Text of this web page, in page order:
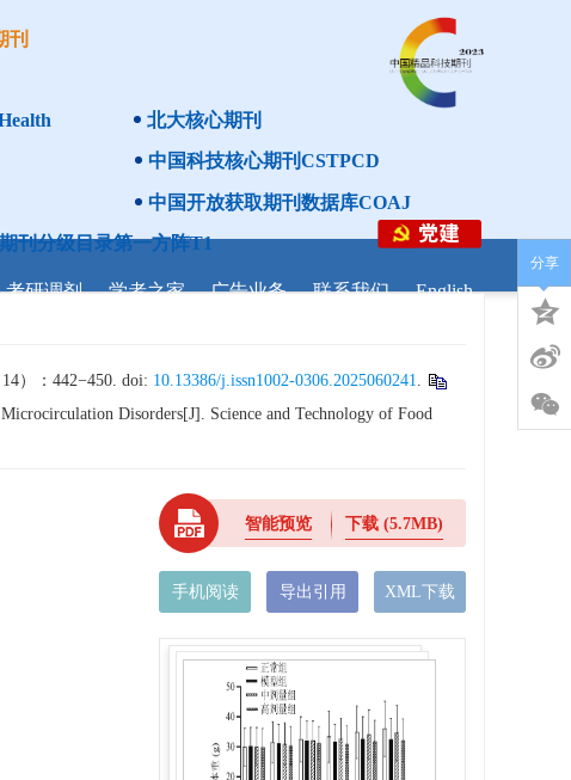
刊
北大核心期刊
中国科技核心期刊CSTPCD
中国开放获取期刊数据库COAJ
刊分级目录第一方阵T1
考研调剂 学者之家 广告业务 联系我们
English
）：442−450. doi: 10.13386/j.issn1002-0306.2025060241.
Disorders[J]. Science and Technology of Food
智能预览 下载(5.7MB)
手机阅读 导出引用 XML下载
分享